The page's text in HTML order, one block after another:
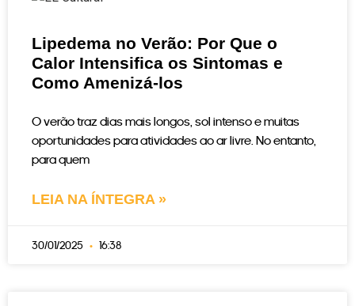
Lipedema no Verão: Por Que o
Calor Intensifica os Sintomas e
Como Amenizá-los
O verão traz dias mais longos, sol intenso e muitas
oportunidades para atividades ao ar livre. No entanto,
para quem
LEIA NA ÍNTEGRA »
30/01/2025 16:38